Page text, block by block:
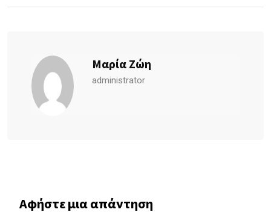
Μαρία Ζώη
administrator
Αφήστε μια απάντηση